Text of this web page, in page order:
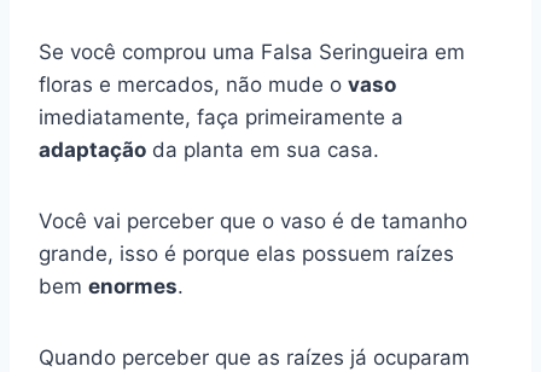
Se você comprou uma Falsa Seringueira em
floras e mercados, não mude o vaso
imediatamente, faça primeiramente a
adaptação da planta em sua casa.
Você vai perceber que o vaso é de tamanho
grande, isso é porque elas possuem raízes
bem enormes.
Quando perceber que as raízes já ocuparam